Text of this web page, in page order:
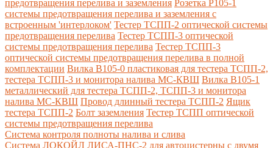
предотвращения перелива и заземления Розетка Р105-1
системы предотвращения перелива и заземления с
встроенным 'интерлоком' Тестер ТСПП-2 оптической системы
предотвращения перелива Тестер ТСПП-3 оптической
системы предотвращения перелива Тестер ТСПП-3
оптической системы предотвращения перелива в полной
комплектации Вилка В105-0 пластиковая для тестера ТСПП-2,
тестера ТСПП-3 и монитора налива МС-КВШ Вилка В105-1
металлический для тестера ТСПП-2, ТСПП-3 и монитора
налива МС-КВШ Провод длинный тестера ТСПП-2 Ящик
тестера ТСПП-2 Болт заземления Тестер ТСПП оптической
системы предотвращения перелива
Cистема контроля полноты налива и слива
Система ЛОКОЙЛ ЛИСА-ПНС-2 для автоцистерны с двумя